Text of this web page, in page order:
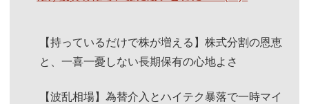
【持っているだけで株が増える】株式分割の恩恵
と、一喜一憂しない長期保有の心地よさ
【波乱相場】為替介入とハイテク暴落で一時マイ